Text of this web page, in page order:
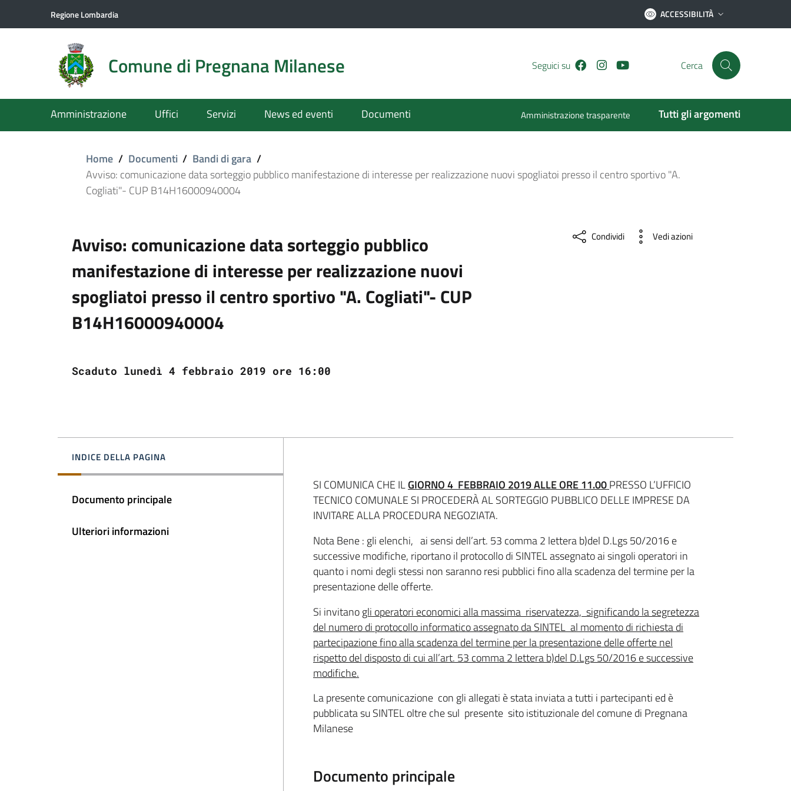
Regione Lombardia ACCESSIBILITÀ
Comune di Pregnana Milanese Seguici su Facebook
Instagram Cerca
Amministrazione Uffici Servizi News ed eventi Documenti Amministrazione trasparente Tutti gli argomenti
Home / Documenti / Bandi di gara /
Avviso: comunicazione data sorteggio pubblico manifestazione di interesse per realizzazione nuovi spogliatoi presso il centro sportivo "A.
Cogliati"- CUP B14H16000940004
Avviso: comunicazione data sorteggio pubblico
manifestazione di interesse per realizzazione nuovi
spogliatoi presso il centro sportivo "A. Cogliati"- CUP
B14H16000940004
Scaduto lunedì 4 febbraio 2019 ore 16:00
Condividi Vedi azioni
INDICE DELLA PAGINA
Documento principale
Ulteriori informazioni
SI COMUNICA CHE ILGIORNO 4 FEBBRAIO 2019 ALLE ORE 11.00PRESSO L’UFFICIO
TECNICO COMUNALE SI PROCEDERÀ AL SORTEGGIO PUBBLICO DELLE IMPRESE DA
INVITARE ALLA PROCEDURA NEGOZIATA.
Nota Bene : gli elenchi, ai sensi dell’art. 53 comma 2 lettera b)del D.Lgs 50/2016 e
successive modifiche, riportano il protocollo di SINTEL assegnato ai singoli operatori in
quanto i nomi degli stessi non saranno resi pubblici fino alla scadenza del termine per la
presentazione delle offerte.
Si invitanogli operatori economici alla massima riservatezza, significando la segretezza
del numero di protocollo informatico assegnato da SINTEL al momento di richiesta di
partecipazione fino alla scadenza del termine per la presentazione delle offerte nel
rispetto del disposto di cui all’art. 53 comma 2 lettera b)del D.Lgs 50/2016 e successive
modifiche.
La presente comunicazione con gli allegati è stata inviata a tutti i partecipanti ed è
pubblicata su SINTEL oltre che sul presente sito istituzionale del comune di Pregnana
Milanese
Documento principale